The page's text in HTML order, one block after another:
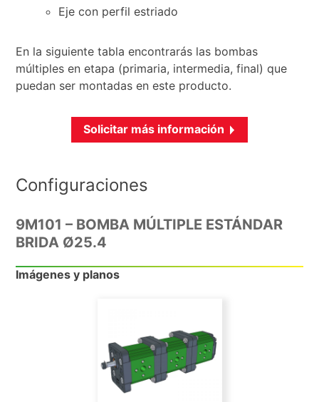
Eje con perfil estriado
En la siguiente tabla encontrarás las bombas
múltiples en etapa (primaria, intermedia, final) que
puedan ser montadas en este producto.
Solicitar más información
Configuraciones
9M101 – BOMBA MÚLTIPLE ESTÁNDAR
BRIDA Ø25.4
Imágenes y planos